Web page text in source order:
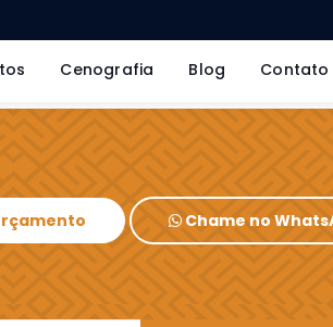
Cenografia Blog Contato
Chame no